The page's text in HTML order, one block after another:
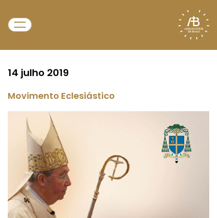
14 julho 2019
Movimento Eclesiástico